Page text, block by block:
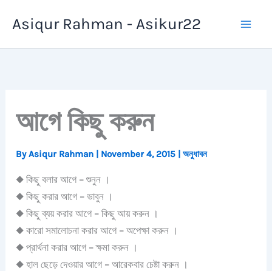
Asiqur Rahman - Asikur22
আগে কিছু করুন
ByAsiqur Rahman November 4, 2015 |অনুধাবন
◆ কিছু বলার আগে – শুনুন ।
◆ কিছু করার আগে – ভাবুন ।
◆ কিছু ব্যয় করার আগে – কিছু আয় করুন ।
◆ কারো সমালোচনা করার আগে – অপেক্ষা করুন ।
◆ প্রার্থনা করার আগে – ক্ষমা করুন ।
◆ হাল ছেড়ে দেওয়ার আগে – আরেকবার চেষ্টা করুন ।